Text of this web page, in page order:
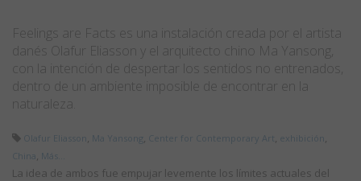
Feelings are Facts es una instalación creada por el artista
danés Olafur Eliasson y el arquitecto chino Ma Yansong,
con la intención de despertar los sentidos no entrenados,
dentro de un ambiente imposible de encontrar en la
naturaleza.
Olafur Eliasson, Ma Yansong, Center for Contemporary Art , exhibición,
China, Más...
La idea de ambos fue empujar levemente los límites actuales del